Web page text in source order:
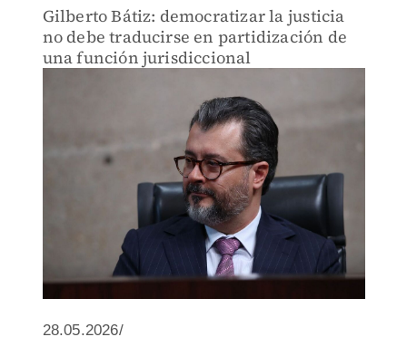
Gilberto Bátiz: democratizar la justicia
no debe traducirse en partidización de
una función jurisdiccional
28.05.2026/